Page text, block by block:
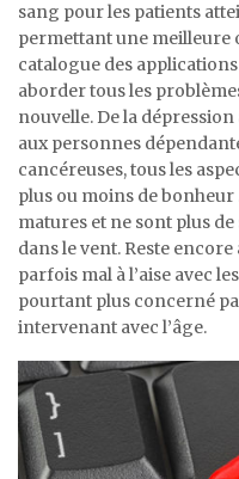
sang pour les patients
permettant une meilleure
catalogue des
aborder tous les
nouvelle. De la dépression
aux personnes
cancéreuses, tous les
plus ou moins de
matures et ne sont plus
dans le vent. Reste
parfois mal à l’aise avec
pourtant plus concerné
intervenant avec l’âge.